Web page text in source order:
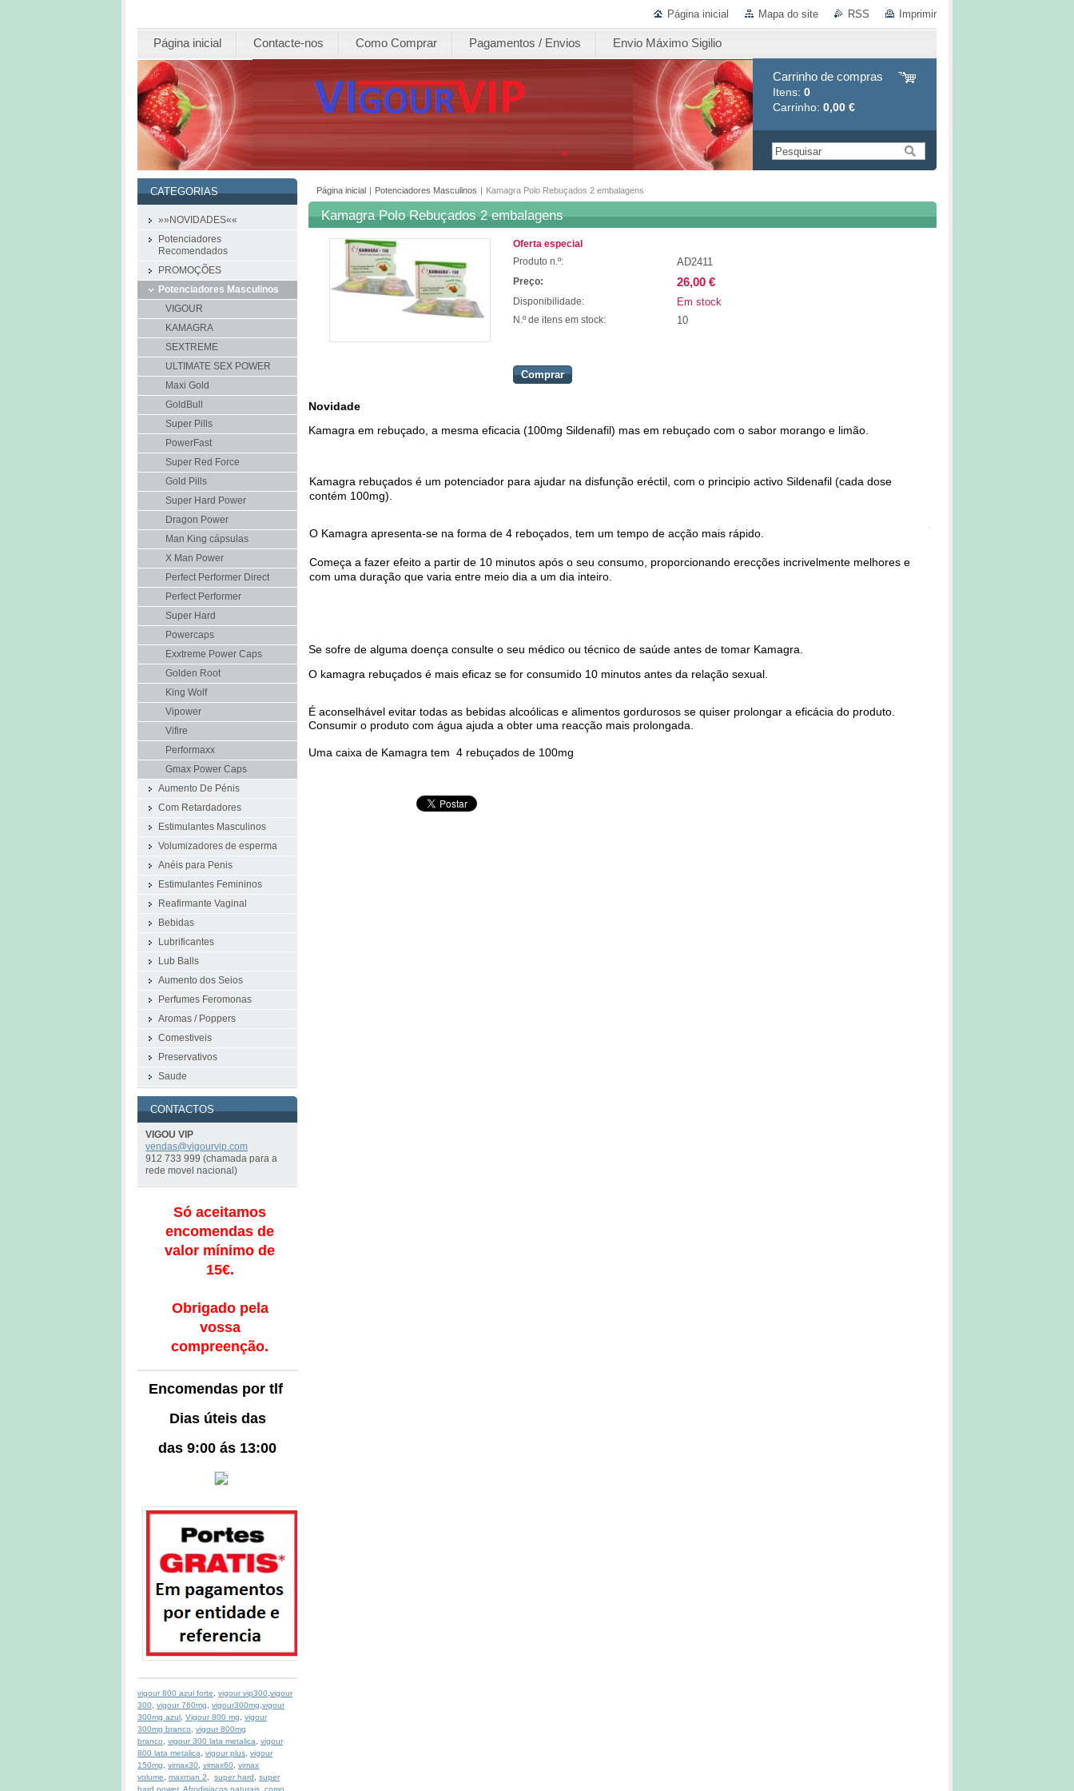
Página inicial Mapa do site RSS Imprimir
Página inicial Contacte-nos Como Comprar Pagamentos / Envios Envio Máximo Sigilio
Carrinho de compras
Itens: 0
Carrinho: 0,00 €
Página inicial | Potenciadores Masculinos | Kamagra Polo Rebuçados 2 embalagens
Kamagra Polo Rebuçados 2 embalagens
Oferta especial
Produto n.º:
AD2411
Preço: 26,00 €
Disponibilidade: Em stock
N.º de itens em stock: 10
Comprar
Novidade
Kamagra em rebuçado, a mesma eficacia (100mg Sildenafil) mas em rebuçado com o sabor morango e limão.
Kamagra rebuçados é um potenciador para ajudar na disfunção eréctil, com o principio activo Sildenafil (cada dose
contém 100mg).
O Kamagra apresenta-se na forma de 4 reboçados, tem um tempo de acção mais rápido.
Começa a fazer efeito a partir de 10 minutos após o seu consumo, proporcionando erecções incrivelmente melhores e
com uma duração que varia entre meio dia a um dia inteiro.
Se sofre de alguma doença consulte o seu médico ou técnico de saúde antes de tomar Kamagra.
O kamagra rebuçados é mais eficaz se for consumido 10 minutos antes da relação sexual.
É aconselhável evitar todas as bebidas alcoólicas e alimentos gordurosos se quiser prolongar a eficácia do produto.
Consumir o produto com água ajuda a obter uma reacção mais prolongada.
Uma caixa de Kamagra tem 4 rebuçados de 100mg
CATEGORIAS
»»NOVIDADES««
Potenciadores
Recomendados
PROMOÇÕES
Potenciadores Masculinos
VIGOUR
KAMAGRA
SEXTREME
ULTIMATE SEX POWER
Maxi Gold
GoldBull
Super Pills
PowerFast
Super Red Force
Gold Pills
Super Hard Power
Dragon Power
Man King cápsulas
X Man Power
Perfect Performer Direct
Perfect Performer
Super Hard
Powercaps
Exxtreme Power Caps
Golden Root
King Wolf
Vipower
Vifire
Performaxx
Gmax Power Caps
Aumento De Pénis
Com Retardadores
Estimulantes Masculinos
Volumizadores de esperma
Anéis para Penis
Estimulantes Femininos
Reafirmante Vaginal
Bebidas
Lubrificantes
Lub Balls
Aumento dos Seios
Perfumes Feromonas
Aromas / Poppers
Comestiveis
Preservativos
Saude
CONTACTOS
VIGOU VIP
vendas@vigourvip .com
912 733 999 (chamada para a
rede movel nacional)
Só aceitamos
encomendas de
valor mínimo de
15€.
Obrigado pela
vossa
compreenção.
Encomendas por tlf
Dias úteis das
das 9:00 ás 13:00
vigour 800 azul forte vigour vip300 vigour
300 vigour 760mg vigour300mg vigour
300mg azul Vigour 800 mg
vigour
300mg branco
vigour 800mg
branco
vigour 300 lata metalica
vigour
800 lata metalica
vigour plus vigour
150mg
vimax30 vimax60 vimax
volume
maxman 2 super hard
super
hard power, Afrodisiacos naturais como